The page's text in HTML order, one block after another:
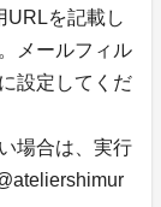
URLを記載し
メールフィル
設定してくだ
場合は、実行